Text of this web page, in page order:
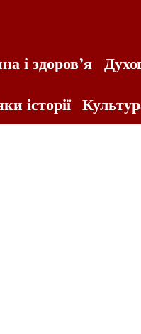
і здоров’я
історії